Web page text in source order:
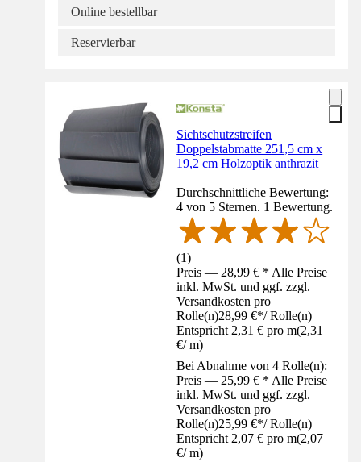
Online bestellbar
Reservierbar
Sichtschutzstreifen
Doppelstabmatte 251,5 cm x
19,2 cm Holzoptik anthrazit
Durchschnittliche Bewertung:
4 von 5 Sternen. 1 Bewertung.
(1)
Preis — 28,99 € * Alle Preise
inkl. MwSt. und ggf. zzgl.
Versandkosten pro
Rolle(n)28,99 €*/ Rolle(n)
Entspricht 2,31 € pro m(2,31
€/ m)
Bei Abnahme von 4 Rolle(n):
Preis — 25,99 € * Alle Preise
inkl. MwSt. und ggf. zzgl.
Versandkosten pro
Rolle(n)25,99 €*/ Rolle(n)
Entspricht 2,07 € pro m(2,07
€/ m)